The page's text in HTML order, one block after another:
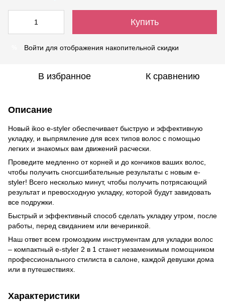
Купить
Войти для отображения накопительной скидки
В избранное К сравнению
Описание
Новый ikoo e-styler обеспечивает быструю и эффективную
укладку, и выпрямление для всех типов волос с помощью
легких и знакомых вам движений расчески.
Проведите медленно от корней и до кончиков ваших волос,
чтобы получить сногсшибательные результаты с новым e-
styler! Всего несколько минут, чтобы получить потрясающий
результат и превосходную укладку, которой будут завидовать
все подружки.
Быстрый и эффективный способ сделать укладку утром, после
работы, перед свиданием или вечеринкой.
Наш ответ всем громоздким инструментам для укладки волос
– компактный e-styler 2 в 1 станет незаменимым помощником
профессионального стилиста в салоне, каждой девушки дома
или в путешествиях.
Характеристики